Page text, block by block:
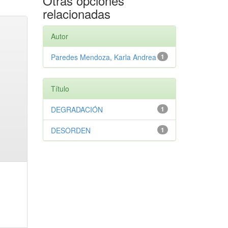
relacionadas
Autor
1
Paredes Mendoza, Karla Andrea
Título
1
DEGRADACIÓN
1
DESORDEN